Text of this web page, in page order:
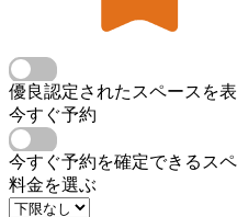
優良認定されたスペースを
今すぐ予約
今すぐ予約を確定できるス
料金を選ぶ